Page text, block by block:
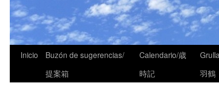
Inicio
Buzón de sugerencias/
提案箱
Calendario/歳
時記
羽鶴